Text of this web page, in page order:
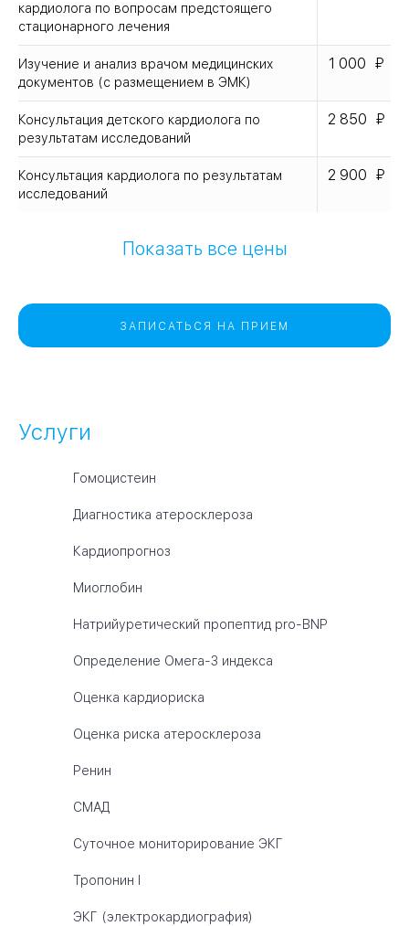
кардиолога по вопросам предстоящего
стационарного лечения
Изучение и анализ врачом медицинских
документов (с размещением в ЭМК)
1 000
Консультация детского кардиолога по
результатам исследований
2 850
Консультация кардиолога по результатам
исследований
2 900
Показать все цены
ЗАПИСАТЬСЯ НА ПРИЕМ
Услуги
Гомоцистеин
Диагностика атеросклероза
Кардиопрогноз
Миоглобин
Натрийуретический пропептид pro-BNP
Определение Омега-3 индекса
Оценка кардиориска
Оценка риска атеросклероза
Ренин
СМАД
Суточное мониторирование ЭКГ
Тропонин I
ЭКГ (электрокардиография)